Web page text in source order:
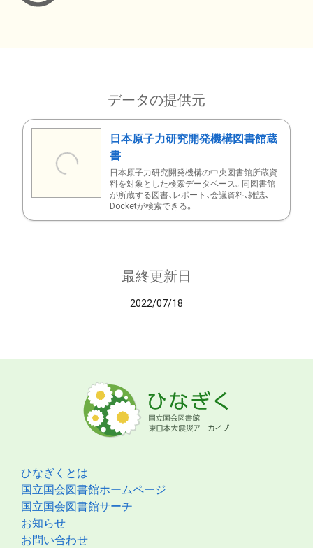
データの提供元
日本原子力研究開発機構図書館蔵
書
日本原子力研究開発機構の中央図書館所蔵資
料を対象とした検索データベース。同図書館
が所蔵する図書、レポート、会議資料、雑誌、
Docketが検索できる。
最終更新日
2022/07/18
ひなぎくとは
国立国会図書館ホームページ
国立国会図書館サーチ
お知らせ
お問い合わせ